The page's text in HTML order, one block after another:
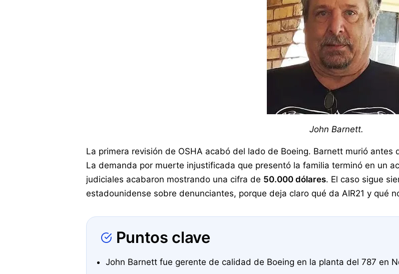
John Barnett.
La primera revisión de OSHA acabó del lado de Boeing. Barnett murió antes
La demanda por muerte injustificada que presentó la familia terminó en un
judiciales acabaron mostrando una cifra de 50.000 dólares. El caso sigue
estadounidense sobre denunciantes, porque deja claro qué da AIR21 y qué
Puntos clave
John Barnett fue gerente de calidad de Boeing en la planta del 787 en